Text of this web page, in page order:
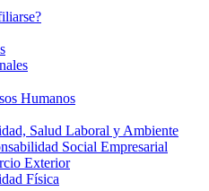
Humanos
Salud Laboral y Ambiente
Social Empresarial
Exterior
Física